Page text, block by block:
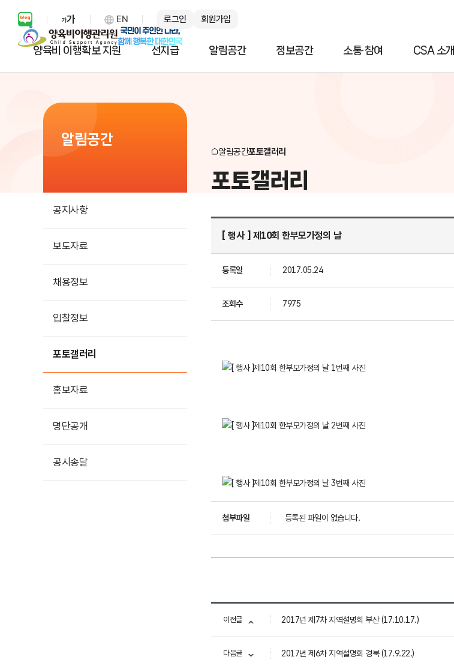
보통 화면 확대 설정 열기
EN 로그인 회원가입
양육비 이행확보 지원 선지급 알림공간 정보공간 소통·참여 CSA 소개
알림공간
공지사항
보도자료
채용정보
입찰정보
포토갤러리
홍보자료
명단공개
공시송달
포토갤러리
알림공간포토갤러리
[ 행사 ] 제10회 한부모가정의 날
등록일 2017.05.24
조회수 7975
첨부파일 등록된 파일이 없습니다.
이전글 2017년 제7차 지역설명회 부산 (17.10.17.)
다음글 2017년 제6차 지역설명회 경북 (17.9.22.)